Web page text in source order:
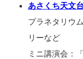
あさくち天文
プラネタリウ
リーなど
ミニ講演会：